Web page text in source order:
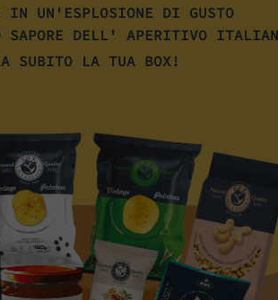
IN UN'ESPLOSIONE DI GUSTO
SAPORE DELL' APERITIVO
SUBITO LA TUA BOX!